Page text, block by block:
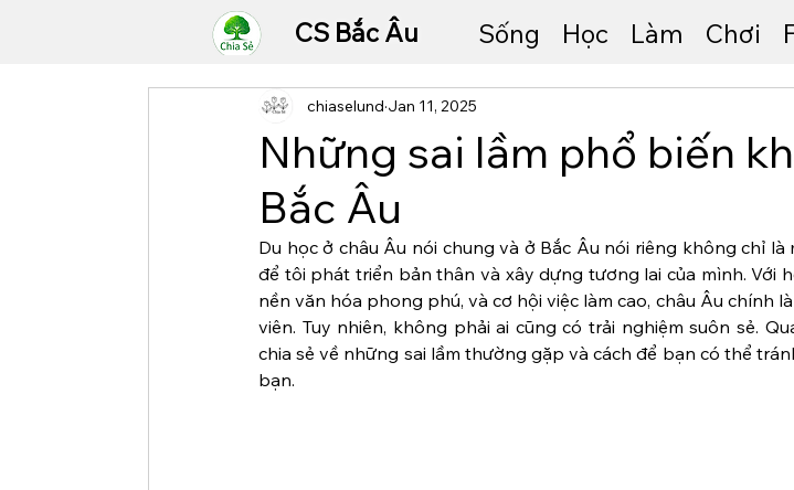
CS Bắc Âu Sống Học Làm Chơi
Những sai lầm phổ biến
Bắc Âu
chiaselund Jan 11, 2025
Du học ở châu Âu nói chung và ở Bắc Âu nói riêng không chỉ
để tôi phát triển bản thân và xây dựng tương lai của mình. Với
nền văn hóa phong phú, và cơ hội việc làm cao, châu Âu chính
viên. Tuy nhiên, không phải ai cũng có trải nghiệm suôn sẻ.
chia sẻ về những sai lầm thường gặp và cách để bạn có thể
bạn.